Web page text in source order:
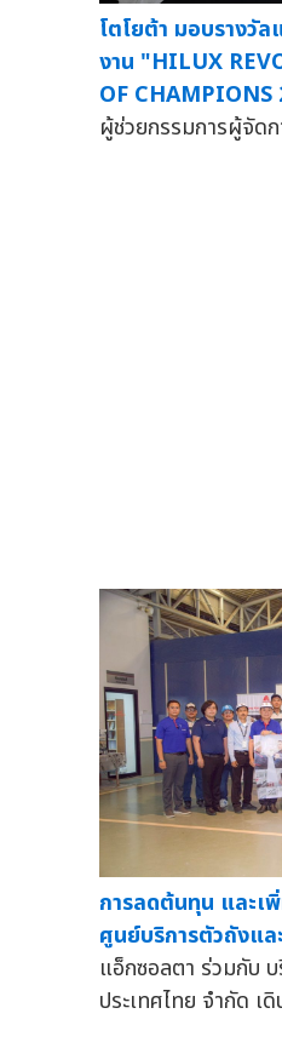
โตโยต้า มอบรางวั
งาน "HILUX
OF CHAMPIONS
ผู้ช่วยกรรมการผู้จัด
การลดต้นทุน และเ
ศูนย์บริการตัวถังแล
แอ็กซอลตา ร่วมกับ
ประเทศไทย จำกัด เ